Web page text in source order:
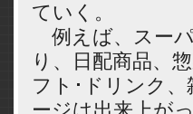
ていく。
例えば、スー
り、日配商品、
フト･ドリンク